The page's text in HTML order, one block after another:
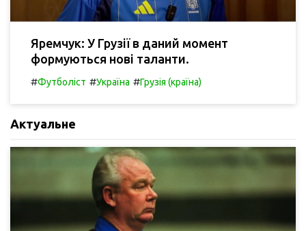
Яремчук: У Грузії в даний момент
формуються нові таланти.
#Футболіст #Україна #Грузія (країна)
Актуальне